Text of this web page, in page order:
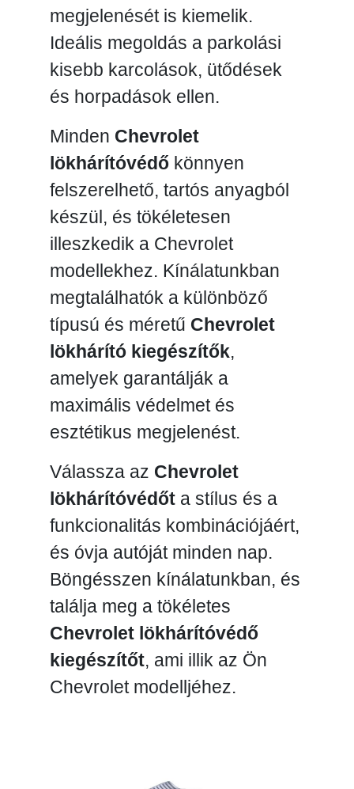
megjelenését is kiemelik.
Ideális megoldás a parkolási
kisebb karcolások, ütődések
és horpadások ellen.
Minden Chevrolet
lökhárítóvédőkönnyen
felszerelhető, tartós anyagból
készül, és tökéletesen
illeszkedik a Chevrolet
modellekhez. Kínálatunkban
megtalálhatók a különböző
típusú és méretű Chevrolet
lökhárító kiegészítők,
amelyek garantálják a
maximális védelmet és
esztétikus megjelenést.
Válassza az Chevrolet
lökhárítóvédőta stílus és a
funkcionalitás kombinációjáért,
és óvja autóját minden nap.
Böngésszen kínálatunkban, és
találja meg a tökéletes
Chevrolet lökhárítóvédő
kiegészítőt, ami illik az Ön
Chevrolet modelljéhez.